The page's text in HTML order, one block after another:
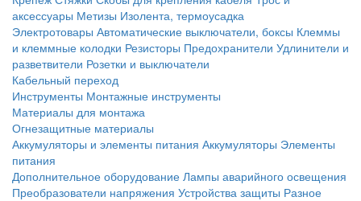
аксессуары Метизы Изолента, термоусадка
Электротовары Автоматические выключатели, боксы Клеммы
и клеммные колодки Резисторы Предохранители Удлинители и
разветвители Розетки и выключатели
Кабельный переход
Инструменты Монтажные инструменты
Материалы для монтажа
Огнезащитные материалы
Аккумуляторы и элементы питания Аккумуляторы Элементы
питания
Дополнительное оборудование Лампы аварийного освещения
Преобразователи напряжения Устройства защиты Разное